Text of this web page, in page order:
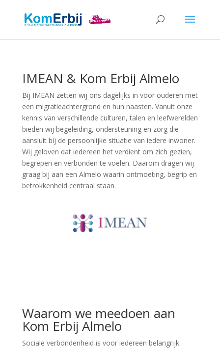
IMEAN & Kom Erbij Almelo
Bij IMEAN zetten wij ons dagelijks in voor ouderen met
een migratieachtergrond en hun naasten. Vanuit onze
kennis van verschillende culturen, talen en leefwerelden
bieden wij begeleiding, ondersteuning en zorg die
aansluit bij de persoonlijke situatie van iedere inwoner.
Wij geloven dat iedereen het verdient om zich gezien,
begrepen en verbonden te voelen. Daarom dragen wij
graag bij aan een Almelo waarin ontmoeting, begrip en
betrokkenheid centraal staan.
Waarom we meedoen aan
Kom Erbij Almelo
Sociale verbondenheid is voor iedereen belangrijk.